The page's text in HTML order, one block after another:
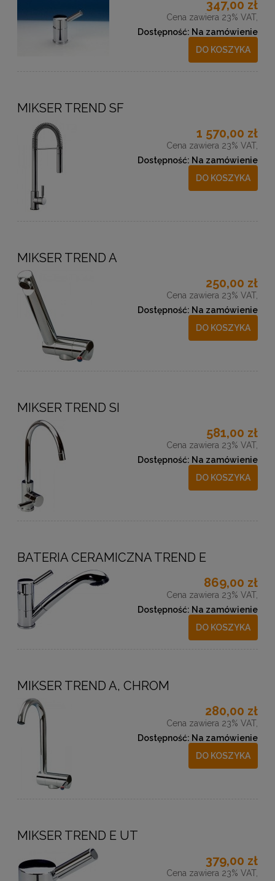
347,00 zł
Cena zawiera 23% VAT,
Dostępność: Na zamówienie
DO KOSZYKA
MIKSER TREND SF
1 570,00 zł
Cena zawiera 23% VAT,
Dostępność: Na zamówienie
DO KOSZYKA
MIKSER TREND A
250,00 zł
Cena zawiera 23% VAT,
Dostępność: Na zamówienie
DO KOSZYKA
MIKSER TREND SI
581,00 zł
Cena zawiera 23% VAT,
Dostępność: Na zamówienie
DO KOSZYKA
BATERIA CERAMICZNA TREND E
869,00 zł
Cena zawiera 23% VAT,
Dostępność: Na zamówienie
DO KOSZYKA
MIKSER TREND A, CHROM
280,00 zł
Cena zawiera 23% VAT,
Dostępność: Na zamówienie
DO KOSZYKA
MIKSER TREND E UT
379,00 zł
Cena zawiera 23% VAT,